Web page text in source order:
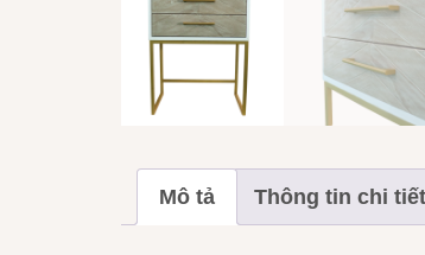
Mô tả Thông tin chi tiết